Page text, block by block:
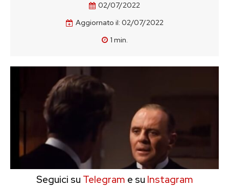
02/07/2022
Aggiornato il: 02/07/2022
1 min.
Seguici su Telegram e su Instagram